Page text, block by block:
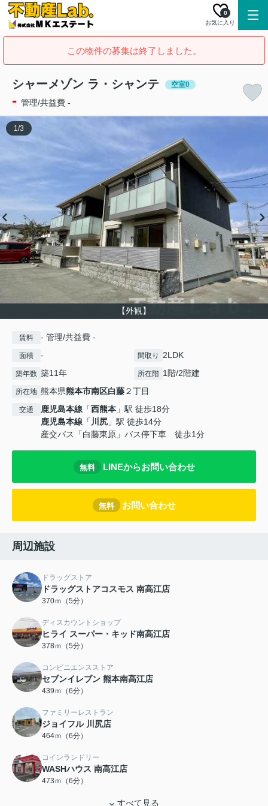
お気に入り
0
この物件の募集は終了しました。
シャーメゾン ラ・シャンテ 空室0
- 管理/共益費 -
【外観】
1/3
賃料 - 管理/共益費 -
面積 - 間取り 2LDK
築年数 築11年 所在階 1階/2階建
所在地 熊本県熊本市南区白藤２丁目
交通 鹿児島本線 「西熊本 」駅 徒歩18分
鹿児島本線 「 川尻 」駅 徒歩14分
産交バス「白藤東原」バス停下車 徒歩1分
無料 LINEからお問い合わせ
無料 お問い合わせ
周辺施設
ドラッグストア
ドラッグストアコスモス 南高江店
370ｍ（5分）
ディスカウントショップ
ヒライ スーパー・キッド南高江店
378ｍ（5分）
コンビニエンスストア
セブンイレブン 熊本南高江店
439ｍ（6分）
ファミリーレストラン
ジョイフル 川尻店
464ｍ（6分）
コインランドリー
WASHハウス 南高江店
473ｍ（6分）
すべて見る